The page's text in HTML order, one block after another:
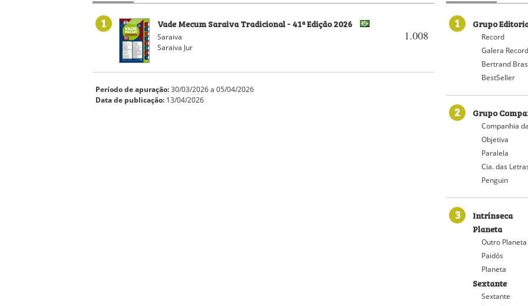
1
1.008
Vade Mecum Saraiva Tradicional - 41ª Edição 2026
Saraiva
Saraiva Jur
Período de apuração:30/03/2026 a 05/04/2026
Data de publicação: 13/04/2026
1 Grupo
Record
Galera Record
Bertrand
BestSeller
2 Grupo
Companhia
Objetiva
Paralela
Cia. das
Penguin
3
Intrínseca
Planeta
Outro Planeta
Paidós
Planeta
Sextante
Sextante